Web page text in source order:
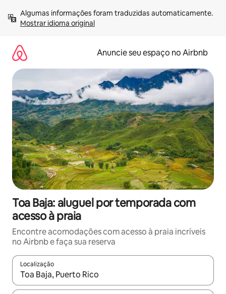
para
Mostrar idioma original
Anuncie seu espaço no Airbnb
Toa Baja: aluguel por temporada com
acesso à praia
Encontre acomodações com acesso à praia incríveis
no Airbnb e faça sua reserva
Localização
Quando os resultados estiverem disponíveis, explore-os